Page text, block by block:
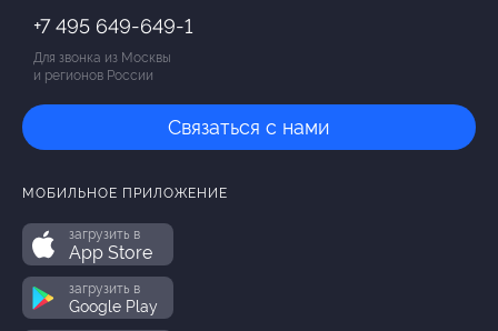
+7 495 649-649-1
Для звонка из Москвы
и регионов России
Связаться с нами
МОБИЛЬНОЕ ПРИЛОЖЕНИЕ
загрузить в
App Store
загрузить в
Google Play